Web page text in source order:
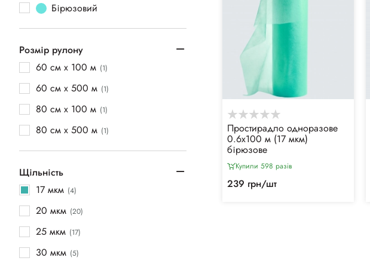
Бірюзовий
Розмір рулону
60 см х 100 м (1)
60 см х 500 м (1)
80 см х 100 м (1)
80 см х 500 м (1)
Щільність
17 мкм (4)
20 мкм (20)
25 мкм (17)
30 мкм (5)
Простирадло одноразове
0.6х100 м (17 мкм)
бірюзове
Купили 598 разiв
239 грн/шт